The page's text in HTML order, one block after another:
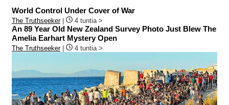
World Control Under Cover of War
The Truthseeker| 4 tuntia >
An 89 Year Old New Zealand Survey Photo Just Blew The
Amelia Earhart Mystery Open
The Truthseeker| 4 tuntia >